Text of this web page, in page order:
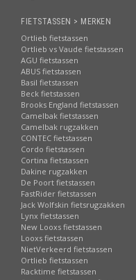
FIETSTASSEN > MERKEN
Ortlieb fietstassen
Ortlieb vs Vaude fietstassen
AGU fietstassen
ABUS fietstassen
Basil fietstassen
Beck fietstassen
Brooks England fietstassen
Camelbak fietstassen
Camelbak rugzakken
CONTEC fietstassen
Cordo fietstassen
Cortina fietstassen
Dakine rugzakken
De Poort fietstassen
FastRider fietstassen
Jack Wolfskin fietsrugzakken
Lynx fietstassen
New Looxs fietstassen
Looxs fietstassen
NietVerkeerd fietstassen
Ortlieb fietstassen
Racktime fietstassen